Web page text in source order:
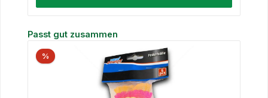
Produktgalerie überspringen
Passt gut zusammen
%